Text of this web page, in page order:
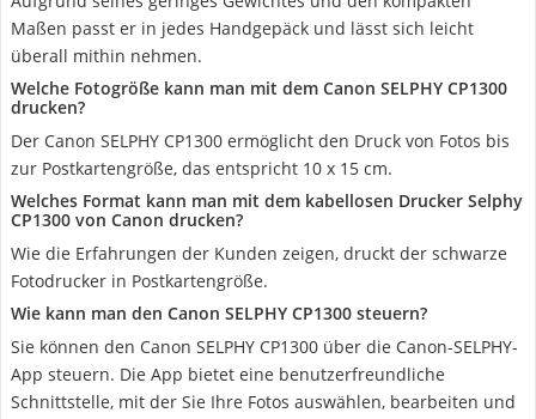
Maßen passt er in jedes Handgepäck und lässt sich leicht
überall mithin nehmen.
Welche Fotogröße kann man mit dem Canon SELPHY CP1300
drucken?
Der Canon SELPHY CP1300 ermöglicht den Druck von Fotos bis
zur Postkartengröße, das entspricht 10 x 15 cm.
Welches Format kann man mit dem kabellosen Drucker Selphy
CP1300 von Canon drucken?
Wie die Erfahrungen der Kunden zeigen, druckt der schwarze
Fotodrucker in Postkartengröße.
Wie kann man den Canon SELPHY CP1300 steuern?
Sie können den Canon SELPHY CP1300 über die Canon-SELPHY-
App steuern. Die App bietet eine benutzerfreundliche
Schnittstelle, mit der Sie Ihre Fotos auswählen, bearbeiten und